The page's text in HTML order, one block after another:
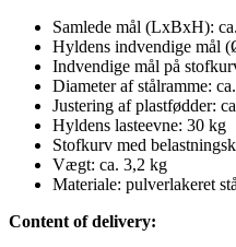
Samlede mål (LxBxH):
Hyldens indvendige mål
Indvendige mål på
Diameter af stålramme:
Justering af plastfødder:
Hyldens lasteevne: 30 kg
Stofkurv med
Vægt: ca. 3,2 kg
Materiale: pulverlakeret
Content of delivery: